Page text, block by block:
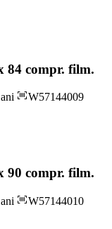
84 compr. film.
W57144009
90 compr. film.
W57144010